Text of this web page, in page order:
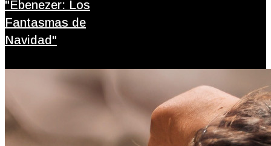
"Ebenezer: Los
Fantasmas de
Navidad"